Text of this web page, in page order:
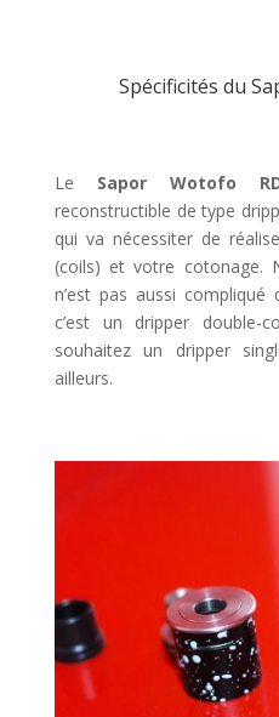
Spécificités du
Le Sapor Wotofo
reconstructible de type
qui va nécessiter de
(coils) et votre cotonage.
n’est pas aussi compliqué
c’est un dripper double-
souhaitez un dripper
ailleurs.